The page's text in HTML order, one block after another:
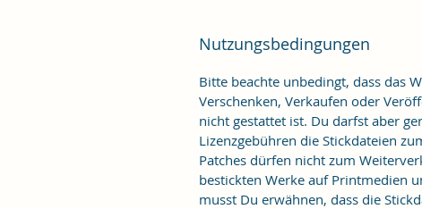
Nutzungsbedingungen
Bitte beachte unbedingt, dass das
Verschenken, Verkaufen oder
nicht gestattet ist. Du darfst aber
Lizenzgebühren die Stickdateien
Patches dürfen nicht zum
bestickten Werke auf Printmedien
musst Du erwähnen, dass die